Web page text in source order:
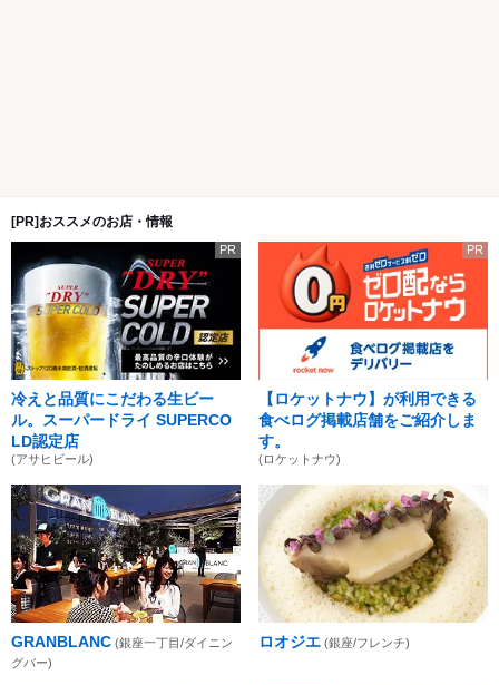
[PR]おススメのお店・情報
PR
冷えと品質にこだわる生ビー
ル。スーパードライ SUPERCO
LD認定店
(アサヒビール)
PR
【ロケットナウ】が利用できる
食べログ掲載店舗をご紹介しま
す。
(ロケットナウ)
GRANBLANC (銀座一丁目/ダイニン
グバー)
ロオジエ (銀座/フレンチ)